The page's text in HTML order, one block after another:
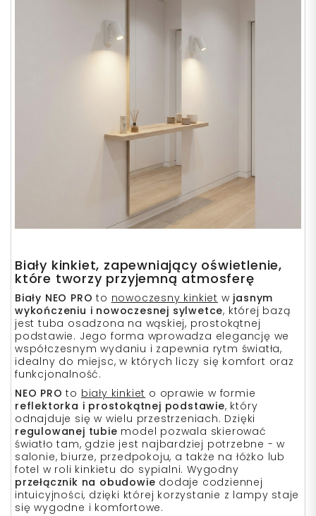
Biały kinkiet, zapewniający oświetlenie,
które tworzy przyjemną atmosferę
Biały NEO PRO to nowoczesny kinkiet w jasnym
wykończeniu i nowoczesnej sylwetce, której bazą
jest tuba osadzona na wąskiej, prostokątnej
podstawie. Jego forma wprowadza elegancję we
współczesnym wydaniu i zapewnia rytm światła,
idealny do miejsc, w których liczy się komfort oraz
funkcjonalność.
NEO PRO to biały kinkiet o oprawie w formie
reflektorka i prostokątnej podstawie, który
odnajduje się w wielu przestrzeniach. Dzięki
regulowanej tubie model pozwala skierować
światło tam, gdzie jest najbardziej potrzebne - w
salonie, biurze, przedpokoju, a także na łóżko lub
fotel w roli kinkietu do sypialni. Wygodny
przełącznik na obudowie dodaje codziennej
intuicyjności, dzięki której korzystanie z lampy staje
się wygodne i komfortowe.